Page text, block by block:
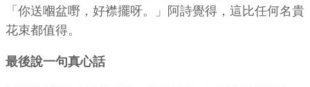
「你送嗰盆嘢，好襟擺呀。」阿詩覺得，這比任何名貴
花束都值得。
最後說一句真心話